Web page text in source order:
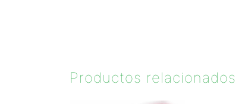
Productos relacionados